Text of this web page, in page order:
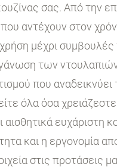
σας. Από την
αντέχουν στον
μέχρι συμβουλές
των
που αναδεικνύει
όλα όσα χρειάζεστε
αισθητικά ευχάριστη
και η εργονομία
στις προτάσεις